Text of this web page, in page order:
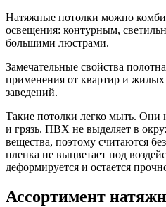
Натяжные потолки можно
освещения: контурным,
большими люстрами.
Замечательные свойства
применения от квартир и
заведений.
Такие потолки легко мыть. Они
и грязь. ПВХ не выделяет в
вещества, поэтому считаются
пленка не выцветает под
деформируется и остается
Ассортимент